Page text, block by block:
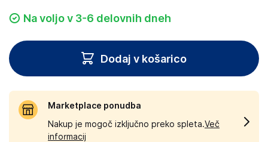
Na voljo v 3-6 delovnih dneh
Dodaj v košarico
Marketplace ponudba
Nakup je mogoč izključno preko spleta.Več
informacij